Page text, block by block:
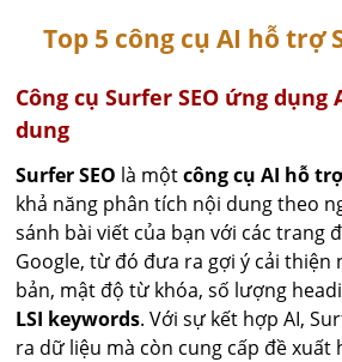
Top 5 công cụ AI hỗ trợ
Công cụ Surfer SEO ứng
dung
Surfer SEO là mộtcông cụ AI hỗ trợ
khả năng phân tích nội dung theo
sánh bài viết của bạn với các trang
Google, từ đó đưa ra gợi ý cải thiện
bản, mật độ từ khóa, số lượng
LSI keywords. Với sự kết hợp AI,
ra dữ liệu mà còn cung cấp đề xuất